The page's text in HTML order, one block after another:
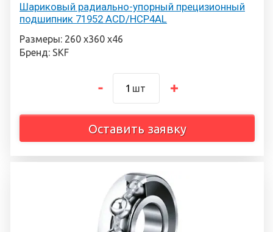
Шариковый радиально-упорный прецизионный
подшипник 71952 ACD/HCP4AL
Размеры: 260 х360 х46
Бренд: SKF
шт
Оставить заявку